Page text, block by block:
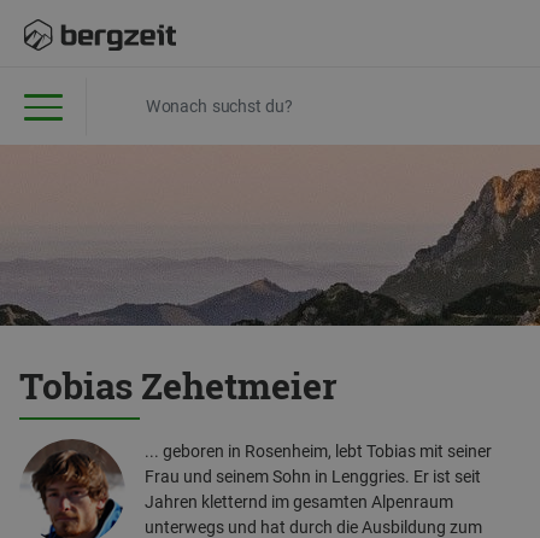
Tobias Zehetmeier
... geboren in Rosenheim, lebt Tobias mit seiner
Frau und seinem Sohn in Lenggries. Er ist seit
Jahren kletternd im gesamten Alpenraum
unterwegs und hat durch die Ausbildung zum